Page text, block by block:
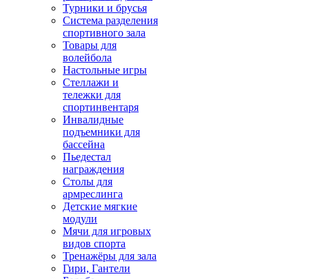
Турники и брусья
Система разделения
спортивного зала
Товары для
волейбола
Настольные игры
Стеллажи и
тележки для
спортинвентаря
Инвалидные
подъемники для
бассейна
Пьедестал
награждения
Столы для
армреслинга
Детские мягкие
модули
Мячи для игровых
видов спорта
Тренажёры для зала
Гири, Гантели